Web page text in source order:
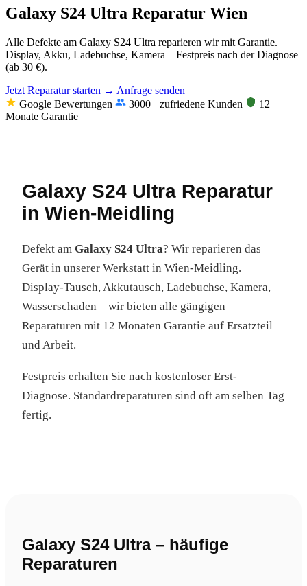
Galaxy S24 Ultra Reparatur Wien
Alle Defekte am Galaxy S24 Ultra reparieren wir mit Garantie.
Display, Akku, Ladebuchse, Kamera – Festpreis nach der Diagnose
(ab 30 €).
Jetzt Reparatur starten → Anfrage senden
Google Bewertungen
3000+ zufriedene Kunden
12
Monate Garantie
Galaxy S24 Ultra Reparatur
in Wien-Meidling
Defekt am Galaxy S24 Ultra? Wir reparieren das
Gerät in unserer Werkstatt in Wien-Meidling.
Display-Tausch, Akkutausch, Ladebuchse, Kamera,
Wasserschaden – wir bieten alle gängigen
Reparaturen mit 12 Monaten Garantie auf Ersatzteil
und Arbeit.
Festpreis erhalten Sie nach kostenloser Erst-
Diagnose. Standardreparaturen sind oft am selben Tag
fertig.
Galaxy S24 Ultra – häufige
Reparaturen